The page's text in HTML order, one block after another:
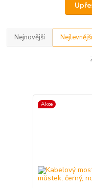
Nejnovější
Akce